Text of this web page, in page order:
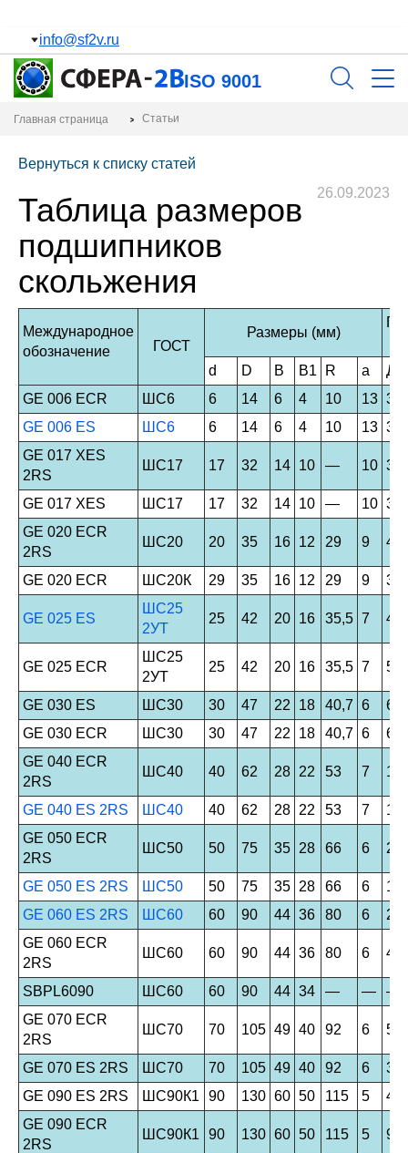
info@sf2v.ru
ISO 9001
Главная страница Статьи
Вернуться к списку статей
26.09.2023
Таблица размеров
подшипников
скольжения
Международное
обозначение
ГОСТ
Размеры (мм)
d D B B1 R a
GE 006 ECR
ШС6 6 14 6 4 10 13 3,6
GE 006 ES
ШС6 6 14 6 4 10 13 3,4
GE 017 XES
2RS
ШС17 17 32 14 10 — 10 35
GE 017 XES ШС17 17 32 14 10 — 10 35
GE 020 ECR
2RS
ШС20 20 35 16 12 29 9 45
GE 020 ECR ШС20К 29 35 16 12 29 9
GE 025 ES
ШС25
2УТ
25 42 20 16 35,5 7 48
GE 025 ECR
ШС25
2УТ
25 42 20 16 35,5 7 51
GE 030 ES ШС30 30 47 22 18 40,7 6
62
GE 030 ECR
ШС30 30 47 22 18 40,7 6
GE 040 ECR
2RS
ШС40 40 62 28 22 53 7
GE 040 ES 2RS ШС40 40 62 28 22 53 7
GE 050 ECR
2RS
ШС50 50 75 35 28 66 6
GE 050 ES 2RS ШС50 50 75 35 28 66 6
GE 060 ES 2RS
ШС60 60 90 44 36 80 6
GE 060 ECR
2RS
ШС60 60 90 44 36 80 6
SBPL6090 ШС60 60 90 44 34 — —
—
GE 070 ECR
2RS
ШС70 70 105 49 40 92 6
GE 070 ES 2RS ШС70 70 105 49 40 92 6
GE 090 ES 2RS
ШС90К1 90 130 60 50 115 5
GE 090 ECR
2RS
ШС90К1 90 130 60 50 115 5